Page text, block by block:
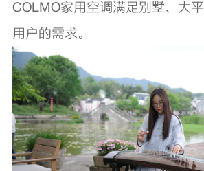
COLMO家用空调满足别墅、大
用户的需求。